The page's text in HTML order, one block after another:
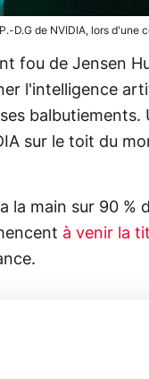
D.G de NVIDIA, lors
fou de Jensen
l'intelligence
sur le toit du
la main sur 90 %
à venir la